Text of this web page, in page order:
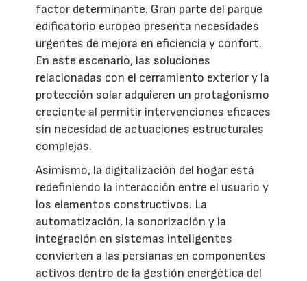
factor determinante. Gran parte del parque
edificatorio europeo presenta necesidades
urgentes de mejora en eficiencia y confort.
En este escenario, las soluciones
relacionadas con el cerramiento exterior y la
protección solar adquieren un protagonismo
creciente al permitir intervenciones eficaces
sin necesidad de actuaciones estructurales
complejas.
Asimismo, la digitalización del hogar está
redefiniendo la interacción entre el usuario y
los elementos constructivos. La
automatización, la sonorización y la
integración en sistemas inteligentes
convierten a las persianas en componentes
activos dentro de la gestión energética del